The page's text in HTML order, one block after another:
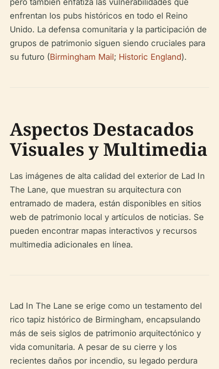
pero también enfatiza las vulnerabilidades que
enfrentan los pubs históricos en todo el Reino
Unido. La defensa comunitaria y la participación de
grupos de patrimonio siguen siendo cruciales para
su futuro (Birmingham Mail; Historic England).
Aspectos Destacados
Visuales y Multimedia
Las imágenes de alta calidad del exterior de Lad In
The Lane, que muestran su arquitectura con
entramado de madera, están disponibles en sitios
web de patrimonio local y artículos de noticias. Se
pueden encontrar mapas interactivos y recursos
multimedia adicionales en línea.
Lad In The Lane se erige como un testamento del
rico tapiz histórico de Birmingham, encapsulando
más de seis siglos de patrimonio arquitectónico y
vida comunitaria. A pesar de su cierre y los
recientes daños por incendio, su legado perdura